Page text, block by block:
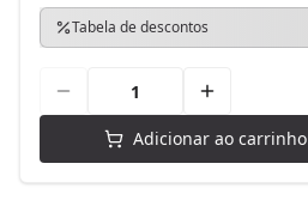
Tabela de descontos
Adicionar ao carrinho